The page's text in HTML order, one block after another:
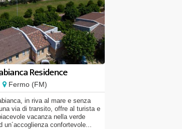
Residence
Fermo (FM)
in riva al mare e senza
via di transito, offre al turista e
vacanza nella verde
un´accoglienza confortevole...